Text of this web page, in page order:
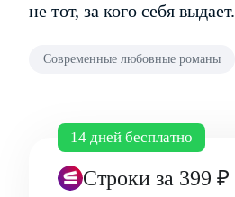
не тот, за кого себя выдает.
Современные любовные романы
14 дней бесплатно
Строки за 399 ₽